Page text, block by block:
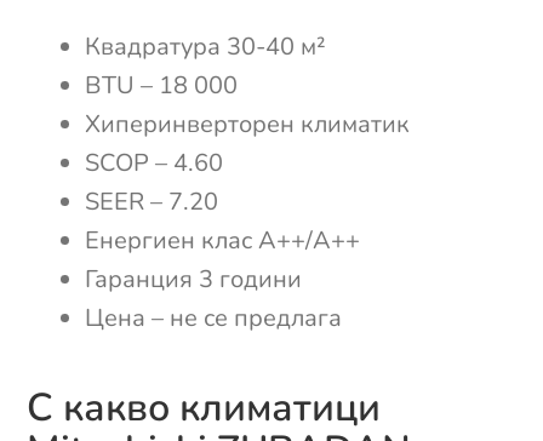
Квадратура 30-40 м²
BTU – 18 000
Хиперинверторен климатик
SCOP – 4.60
SEER – 7.20
Енергиен клас А++/А++
Гаранция 3 години
Цена – не се предлага
С какво климатици